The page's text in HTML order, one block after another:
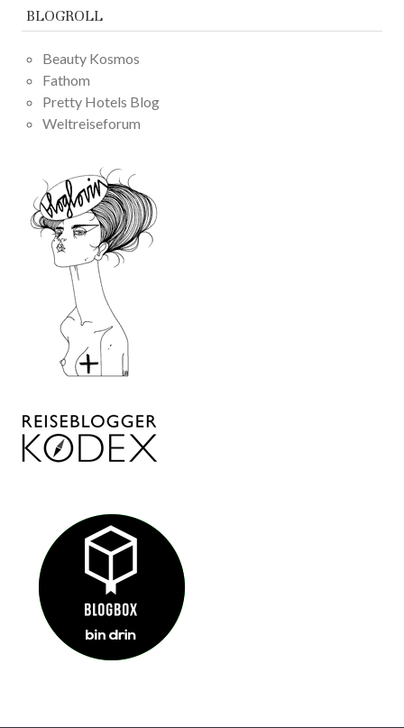
BLOGROLL
Beauty Kosmos
Fathom
Pretty Hotels Blog
Weltreiseforum